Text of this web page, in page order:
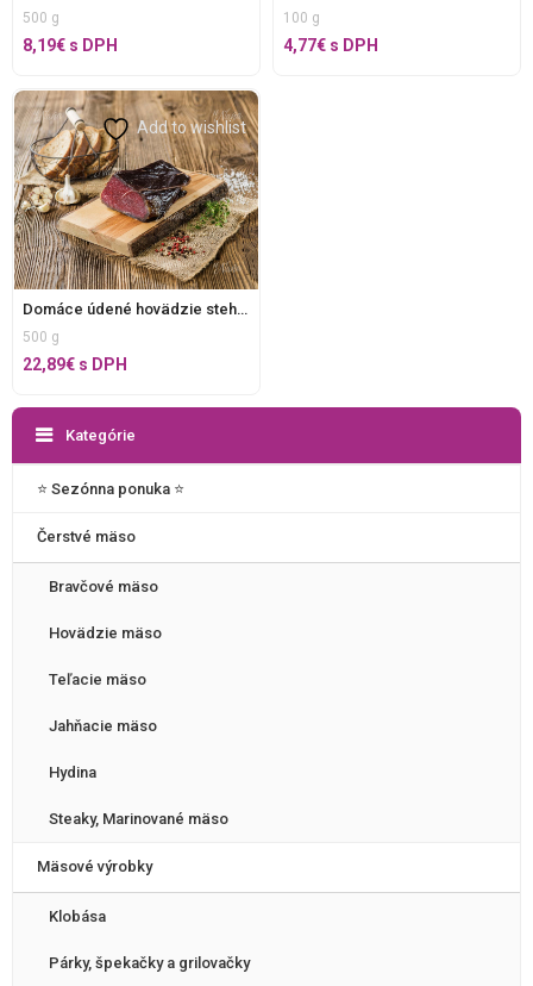
500 g
8,19€ s DPH
100 g
4,77€ s DPH
Add to wishlist
Domáce údené hovädzie stehno bez E, v celku
500 g
22,89€ s DPH
Kategórie
⭐️ Sezónna ponuka ⭐️
Čerstvé mäso
Bravčové mäso
Hovädzie mäso
Teľacie mäso
Jahňacie mäso
Hydina
Steaky, Marinované mäso
Mäsové výrobky
Klobása
Párky, špekačky a grilovačky